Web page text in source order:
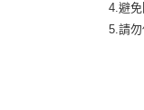
4.避
5.請